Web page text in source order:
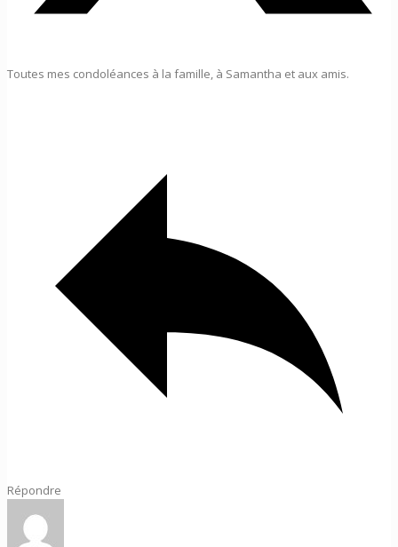
Toutes mes condoléances à la famille, à Samantha et aux amis.
Répondre